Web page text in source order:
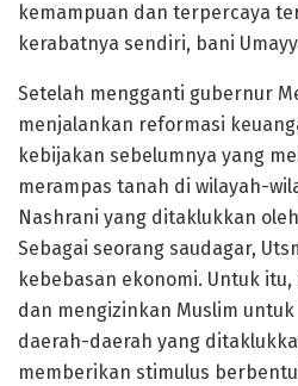
kemampuan dan terpercaya
kerabatnya sendiri, bani
Setelah mengganti gubernur
menjalankan reformasi
kebijakan sebelumnya yang
merampas tanah di wilayah-
Nashrani yang ditaklukkan
Sebagai seorang saudagar,
kebebasan ekonomi. Untuk
dan mengizinkan Muslim
daerah-daerah yang
memberikan stimulus